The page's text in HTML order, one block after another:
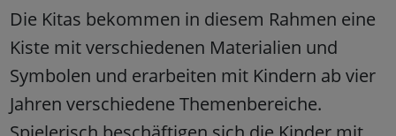
Die Kitas bekommen in diesem Rahmen eine
Kiste mit verschiedenen Materialien und
Symbolen und erarbeiten mit Kindern ab vier
Jahren verschiedene Themenbereiche.